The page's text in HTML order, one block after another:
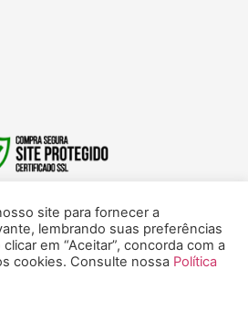
site para fornecer a
lembrando suas preferências
em “Aceitar”, concorda com a
cookies. Consulte nossa Política